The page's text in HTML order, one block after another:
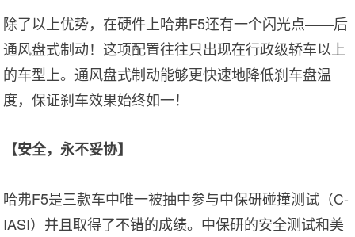
除了以上优势，在硬件上哈弗F5还有一个闪光点——后
通风盘式制动！这项配置往往只出现在行政级轿车以上
的车型上。通风盘式制动能够更快速地降低刹车盘温
度，保证刹车效果始终如一！
【安全，永不妥协】
哈弗F5是三款车中唯一被抽中参与中保研碰撞测试（C-
IASI）并且取得了不错的成绩。中保研的安全测试和美